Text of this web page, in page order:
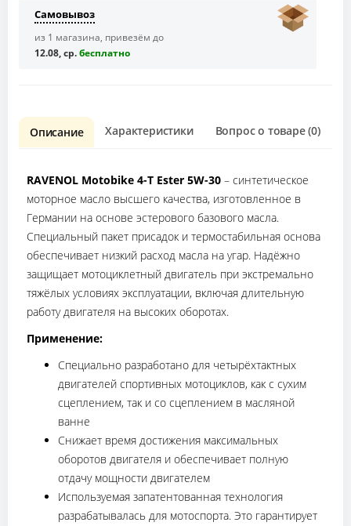
Самовывоз
из 1 магазина, привезём до
12.08, ср.бесплaтно
Описание Характеристики Вопрос о товаре (0)
RAVENOL Motobike 4-T Ester 5W-30 – синтетическое
моторное масло высшего качества, изготовленное в
Германии на основе эстерового базового масла.
Специальный пакет присадок и термостабильная основа
обеспечивает низкий расход масла на угар. Надёжно
защищает мотоциклетный двигатель при экстремально
тяжёлых условиях эксплуатации, включая длительную
работу двигателя на высоких оборотах.
Применение:
Специально разработано для четырёхтактных
двигателей спортивных мотоциклов, как с сухим
сцеплением, так и со сцеплением в масляной
ванне
Снижает время достижения максимальных
оборотов двигателя и обеспечивает полную
отдачу мощности двигателем
Используемая запатентованная технология
разрабатывалась для мотоспорта. Это гарантирует